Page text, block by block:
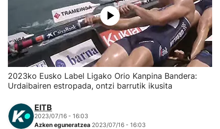
Herri-kirolak
Eskubaloia
Kirolak 360
Mendi-lasterketak
2023ko Eusko Label Ligako Orio Kanpina Bandera:
Urdaibairen estropada, ontzi barrutik ikusita
EITB
2023/07/16 - 16:03
Azken eguneratzea 2023/07/16 - 16:03